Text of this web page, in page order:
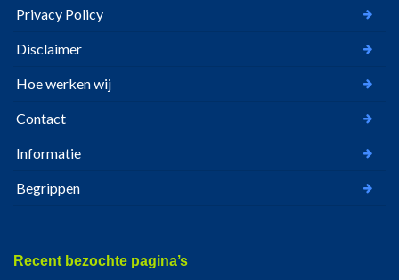
Privacy Policy
Disclaimer
Hoe werken wij
Contact
Informatie
Begrippen
Recent bezochte pagina’s